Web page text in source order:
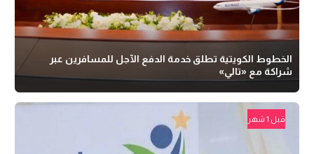
الخطوط الكويتية تطلق خدمة الدفع الآجل للمسافرين عبر
شراكة مع «تالي»
قبل 1 شهر